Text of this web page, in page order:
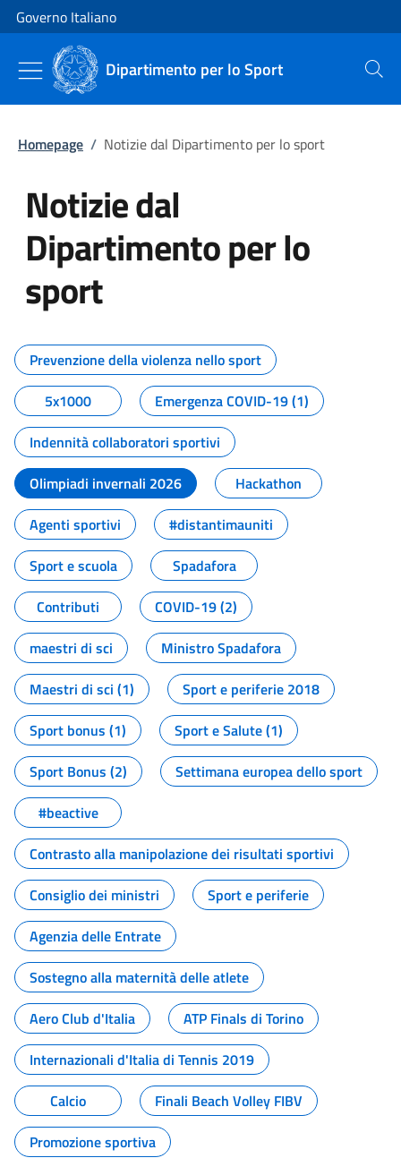
Vai al contenuto
Vai alla navigazione del sito
Governo Italiano
Dipartimento per lo Sport Cerca
Homepage / Notizie dal Dipartimento per lo sport
Notizie dal
Dipartimento per lo
sport
Tutti i contenuti della pagina
Prevenzione della violenza nello sport
5x1000
Emergenza COVID-19 (1)
Indennità collaboratori sportivi
Olimpiadi invernali 2026
Hackathon
Agenti sportivi
#distantimauniti
Sport e scuola
Spadafora
Contributi
COVID-19 (2)
maestri di sci
Ministro Spadafora
Maestri di sci (1)
Sport e periferie 2018
Sport bonus (1)
Sport e Salute (1)
Sport Bonus (2)
Settimana europea dello sport
#beactive
Contrasto alla manipolazione dei risultati sportivi
Consiglio dei ministri
Sport e periferie
Agenzia delle Entrate
Sostegno alla maternità delle atlete
Aero Club d'Italia
ATP Finals di Torino
Internazionali d'Italia di Tennis 2019
Calcio
Finali Beach Volley FIBV
Promozione sportiva